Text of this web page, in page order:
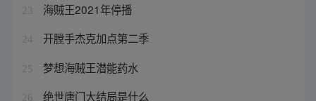
23 海贼王2021年停播
24 开膛手杰克加点第二季
25 梦想海贼王潜能药水
26 绝世唐门大结局是什么